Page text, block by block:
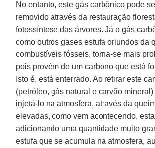
No entanto, este gás carbônico pode
removido através da restauração
fotossíntese das árvores. Já o gás
como outros gases estufa oriundos da
combustíveis fósseis, torna-se mais
pois provém de um carbono que está
Isto é, está enterrado. Ao retirar este
(petróleo, gás natural e carvão
injetá-lo na atmosfera, através da
elevadas, como vem acontecendo,
adicionando uma quantidade muito
estufa que se acumula na atmosfera,